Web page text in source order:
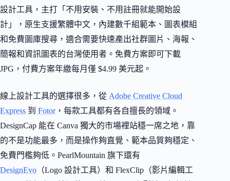
設計工具，主打「不用安裝、不用註冊就能開始設
計」，原生支援繁體中文，內建數千組範本、圖表模組
和免費圖庫搜尋，適合需要快速產出社群圖片、海報、
簡報和資訊圖表的台灣使用者。免費方案即可下載
JPG，付費方案年繳每月僅 $4.99 美元起。
線上設計工具的選擇很多，從 Adobe Creative Cloud
Express 到 Fotor，每款工具都有各自擅長的領域。
DesignCap 能在 Canva 獨大的市場裡站穩一席之地，靠
的不是功能最多，而是操作夠直覺、範本品質夠穩定、
免費門檻夠低。PearlMountain 旗下還有
DesignEvo （Logo 設計工具）和 FlexClip（影片編輯工